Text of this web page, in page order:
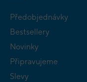
Předobjednávky
Bestsellery
Novinky
Připravujeme
Slevy